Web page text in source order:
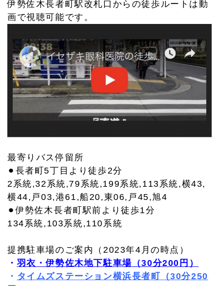
伊勢佐木長者町駅改札口からの徒歩ルートは動
画で視聴可能です。
最寄りバス停留所
⚫︎長者町5丁目より徒歩2分
2系統,32系統,79系統,199系統,113系統,横43,
横44,戸03,港61,船20,東06,戸45,旭4
⚫︎伊勢佐木長者町駅前より徒歩1分
134系統,103系統,110系統
提携駐車場のご案内（2023年4月の時点）
・ 羽衣・伊勢佐木地下駐車場（30分200円）
・ タイムズステーション横浜長者町（30分250